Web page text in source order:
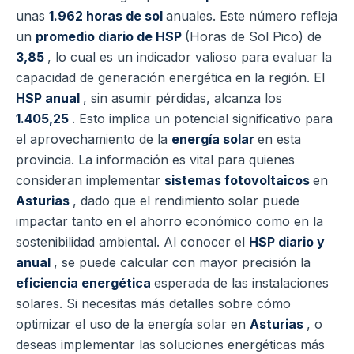
unas 1.962 horas de sol anuales. Este número refleja
un promedio diario de HSP (Horas de Sol Pico) de
3,85 , lo cual es un indicador valioso para evaluar la
capacidad de generación energética en la región. El
HSP anual , sin asumir pérdidas, alcanza los
1.405,25 . Esto implica un potencial significativo para
el aprovechamiento de la energía solar en esta
provincia. La información es vital para quienes
consideran implementar sistemas fotovoltaicos en
Asturias , dado que el rendimiento solar puede
impactar tanto en el ahorro económico como en la
sostenibilidad ambiental. Al conocer el HSP diario y
anual , se puede calcular con mayor precisión la
eficiencia energética esperada de las instalaciones
solares. Si necesitas más detalles sobre cómo
optimizar el uso de la energía solar en Asturias , o
deseas implementar las soluciones energéticas más